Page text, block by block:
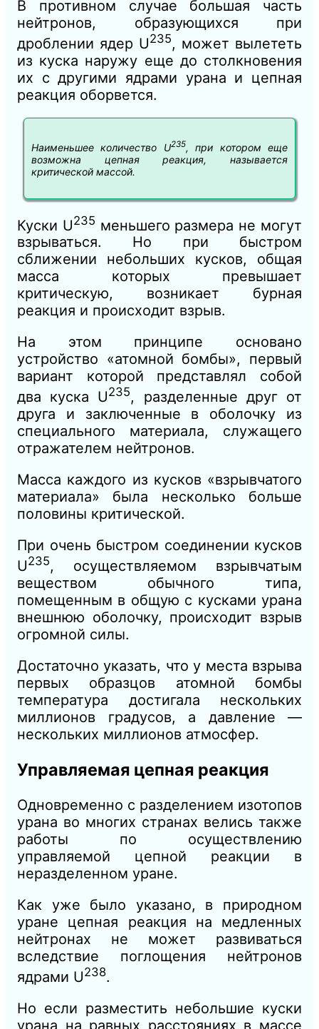
В противном случае большая часть
нейтронов, образующихся при
дроблении ядер U235, может вылететь
из куска наружу еще до столкновения
их с другими ядрами урана и цепная
реакция оборвется.
Наименьшее количество U235, при котором еще
возможна цепная реакция, называется
критической массой.
Куски U235 меньшего размера не могут
взрываться. Но при быстром
сближении небольших кусков, общая
масса которых превышает
критическую, возникает бурная
реакция и происходит взрыв.
На этом принципе основано
устройство «атомной бомбы», первый
вариант которой представлял собой
два куска U235, разделенные друг от
друга и заключенные в оболочку из
специального материала, служащего
отражателем нейтронов.
Масса каждого из кусков «взрывчатого
материала» была несколько больше
половины критической.
При очень быстром соединении кусков
U235, осуществляемом взрывчатым
веществом обычного типа,
помещенным в общую с кусками урана
внешнюю оболочку, происходит взрыв
огромной силы.
Достаточно указать, что у места взрыва
первых образцов атомной бомбы
температура достигала нескольких
миллионов градусов, а давление —
нескольких миллионов атмосфер.
Управляемая цепная реакция
Одновременно с разделением изотопов
урана во многих странах велись также
работы по осуществлению
управляемой цепной реакции в
неразделенном уране.
Как уже было указано, в природном
уране цепная реакция на медленных
нейтронах не может развиваться
вследствие поглощения нейтронов
ядрами U238.
Но если разместить небольшие куски
урана на равных расстояниях в массе